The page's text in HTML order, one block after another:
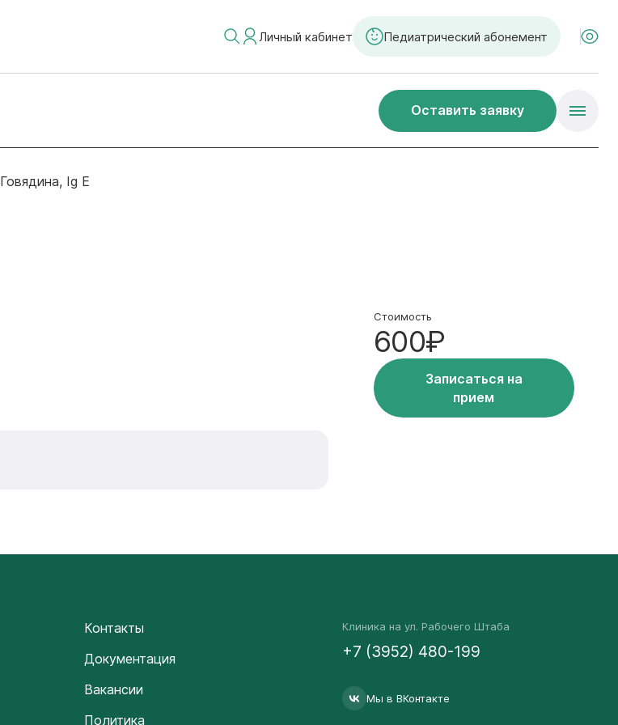
Личный кабинет Педиатрический абонемент
Оставить заявку
Говядина, Ig E
Стоимость
600₽
Записаться на
прием
Контакты
Документация
Вакансии
Политика
Клиника на ул. Рабочего Штаба
+7 (3952) 480-199
Мы в ВКонтакте